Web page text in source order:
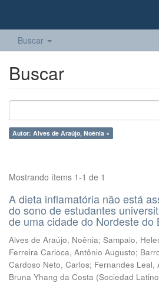
Buscar
Buscar
Autor: Alves de Araújo, Noênia ×
Mostrando ítems 1-1 de 1
A dieta inflamatória não está
do sono de estudantes
de uma cidade do Nordeste do
Alves de Araújo, Noênia; Sampaio,
Ferreira Carioca, Antônio Augusto;
Cardoso Neto, Carlos; Fernandes Leal,
Bruna Yhang da Costa (Sociedad